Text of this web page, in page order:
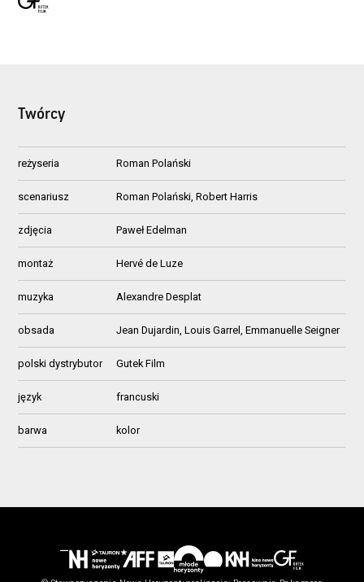
Twórcy
reżyseria Roman Polański
scenariusz Roman Polański, Robert Harris
zdjęcia Paweł Edelman
montaż Hervé de Luze
muzyka Alexandre Desplat
obsada Jean Dujardin, Louis Garrel, Emmanuelle Seigner
polski dystrybutor Gutek Film
język francuski
barwa kolor